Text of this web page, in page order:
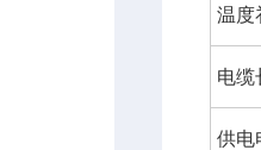
温度
电缆
供电